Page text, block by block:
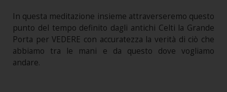
In questa meditazione insieme attraverseremo questo
punto del tempo definito dagli antichi Celti la Grande
Porta per VEDERE con accuratezza la verità di ciò che
abbiamo tra le mani e da questo dove vogliamo
andare.